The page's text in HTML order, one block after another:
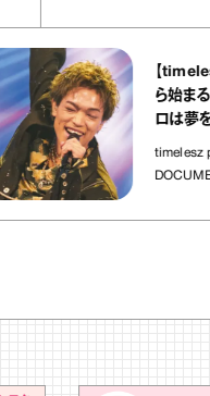
【timelesz
ら始まる物語
ロは夢をも
れた場所」
timelesz